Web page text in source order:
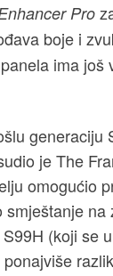
Pro
boje i
ima još
generaciju
je The
omogućio
(koji se